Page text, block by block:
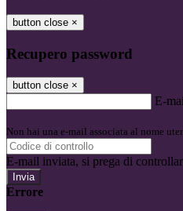
button close ×
Recupero password
button close ×
E-
Non hai una e-mail associata al nome
E-mail inviata, si prega di
Errore